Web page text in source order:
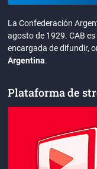
La Confederación
agosto de 1929. CAB
encargada de difundir,
Argentina.
Plataforma de